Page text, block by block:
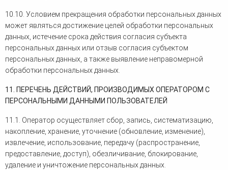
10.10. Условием прекращения обработки персональных данных
может являться достижение целей обработки персональных
данных, истечение срока действия согласия субъекта
персональных данных или отзыв согласия субъектом
персональных данных, а также выявление неправомерной
обработки персональных данных.
11. ПЕРЕЧЕНЬ ДЕЙСТВИЙ, ПРОИЗВОДИМЫХ ОПЕРАТОРОМ С
ПЕРСОНАЛЬНЫМИ ДАННЫМИ ПОЛЬЗОВАТЕЛЕЙ
11.1. Оператор осуществляет сбор, запись, систематизацию,
накопление, хранение, уточнение (обновление, изменение),
извлечение, использование, передачу (распространение,
предоставление, доступ), обезличивание, блокирование,
удаление и уничтожение персональных данных.